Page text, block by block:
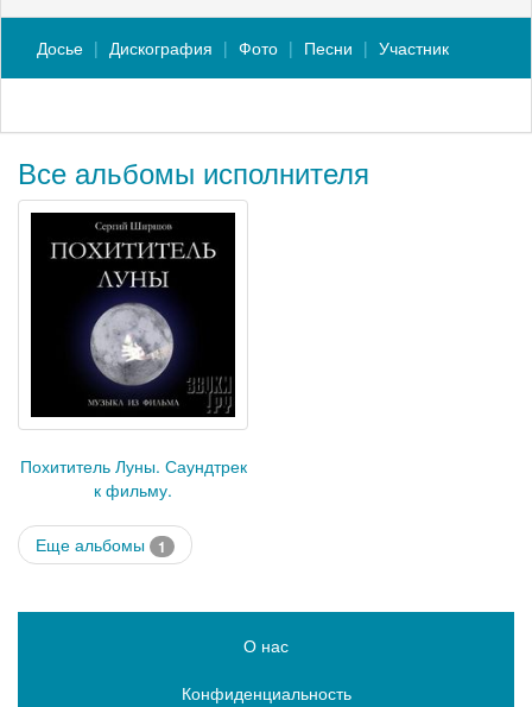
Досье Дискография Фото Песни Участник
Все альбомы исполнителя
Похититель Луны. Саундтрек
к фильму.
Еще альбомы 1
О нас
Конфиденциальность